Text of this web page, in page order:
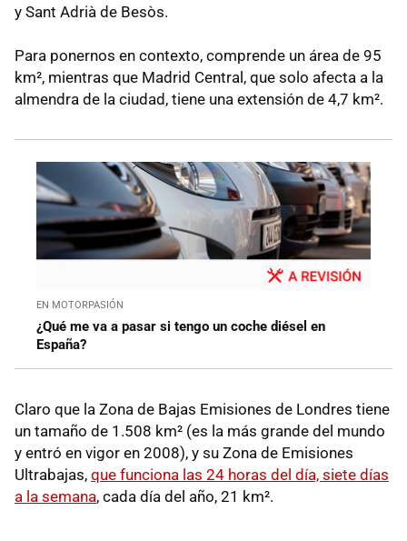
y Sant Adrià de Besòs.
Para ponernos en contexto, comprende un área de 95
km², mientras que Madrid Central, que solo afecta a la
almendra de la ciudad, tiene una extensión de 4,7 km².
EN MOTORPASIÓN
¿Qué me va a pasar si tengo un coche diésel en
España?
Claro que la Zona de Bajas Emisiones de Londres tiene
un tamaño de 1.508 km² (es la más grande del mundo
y entró en vigor en 2008), y su Zona de Emisiones
Ultrabajas, que funciona las 24 horas del día, siete días
a la semana, cada día del año, 21 km².